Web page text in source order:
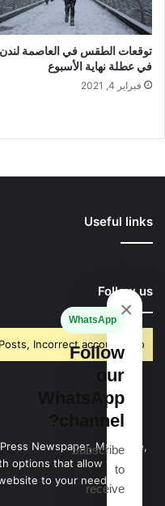
توقعات الطقس في العاصمة لندن
في عطلة نهاية الأسبوع
فبراير 4, 2021
Useful links
Follow us
Incorrect account info.
Newspaper, Magazine,
options that allow you to
to your needs.
×
WhatsApp
Follow
our
WhatsApp
channel?
Subscribe
to
receive